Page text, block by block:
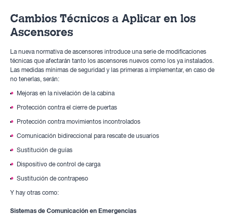
Cambios Técnicos a Aplicar en los
Ascensores
La nueva normativa de ascensores introduce una serie de modificaciones
técnicas que afectarán tanto los ascensores nuevos como los ya instalados.
Las medidas mínimas de seguridad y las primeras a implementar, en caso de
no tenerlas, serán:
Mejoras en la nivelación de la cabina
Protección contra el cierre de puertas
Protección contra movimientos incontrolados
Comunicación bidireccional para rescate de usuarios
Sustitución de guías
Dispositivo de control de carga
Sustitución de contrapeso
Y hay otras como:
Sistemas de Comunicación en Emergencias